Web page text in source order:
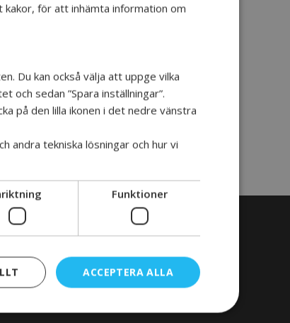
att många kommer. Man
kakor, för att inhämta information om
Du kan också välja att uppge vilka
och sedan ”Spara inställningar”.
på den lilla ikonen i det nedre vänstra
andra tekniska lösningar och hur vi
Funktioner
ACCEPTERA ALLA